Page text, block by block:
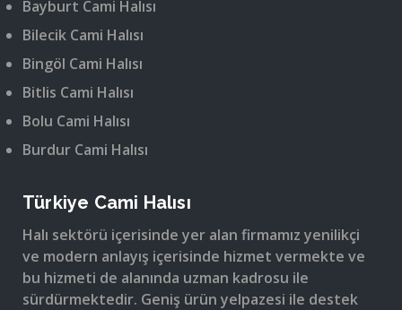
Bayburt Cami Halısı
Bilecik Cami Halısı
Bingöl Cami Halısı
Bitlis Cami Halısı
Bolu Cami Halısı
Burdur Cami Halısı
Türkiye Cami Halısı
Halı sektörü içerisinde yer alan firmamız yenilikçi
ve modern anlayış içerisinde hizmet vermekte ve
bu hizmeti de alanında uzman kadrosu ile
sürdürmektedir. Geniş ürün yelpazesi ile destek